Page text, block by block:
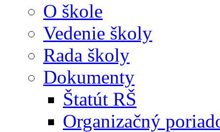
O škole
Vedenie školy
Rada školy
Dokumenty
Štatút RŠ
Organizačný